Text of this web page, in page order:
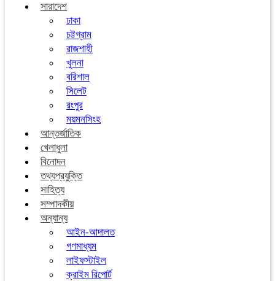
সারাদেশ
ঢাকা
চট্টগ্রাম
রাজশাহী
খুলনা
বরিশাল
সিলেট
রংপুর
ময়মনসিংহ
আন্তর্জাতিক
খেলাধুলা
বিনোদন
তথ্যপ্রযুক্তি
সাহিত্য
সম্পাদকীয়
অন্যান্য
আইন-আদালত
গণমাধ্যম
লাইফস্টাইল
ক্রাইম রিপোর্ট